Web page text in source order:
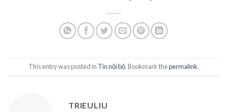
This entry was posted in Tin nội bộ. Bookmark thepermalink.
TRIEULIU